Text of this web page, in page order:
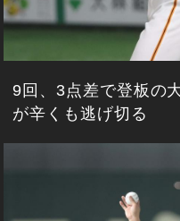
9回、3点差で登板の
が辛くも逃げ切る